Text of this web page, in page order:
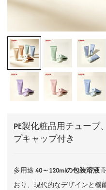
PE製化粧品用チューブ
プキャップ付き
多用途40～120mlの包装溶液
おり、現代的なデザインと機